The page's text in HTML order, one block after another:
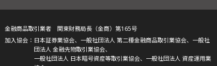
金融商品取引業者 関東財務局長（金商）第165号
日本証券業協会、一般社団法人 第二種金融商品取引業協会、一般社
団法人 金融先物取引業協会、
一般社団法人 日本暗号資産等取引業協会、一般社団法人 資産運用業